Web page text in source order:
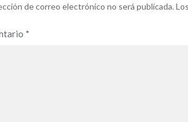
de correo electrónico no será publicada.
*